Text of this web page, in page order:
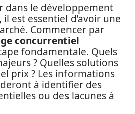
dans le développement
il est essentiel d’avoir une
Commencer par
concurrentiel
fondamentale. Quels
? Quelles solutions
prix ? Les informations
à identifier des
ou des lacunes à